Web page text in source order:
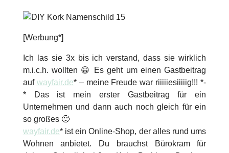
[Werbung*]
Ich las sie 3x bis ich verstand, dass sie wirklich
m.i.c.h. wollten 😀 Es geht um einen Gastbeitrag
auf wayfair.de* – meine Freude war riiiiiesiiiiig!!! *-
* Das ist mein erster Gastbeitrag für ein
Unternehmen und dann auch noch gleich für ein
so großes 🙂
wayfair.de* ist ein Online-Shop, der alles rund ums
Wohnen anbietet. Du brauchst Bürokram für